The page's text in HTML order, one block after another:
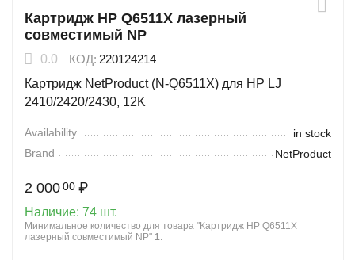
Картридж HP Q6511X лазерный
совместимый NP
0.0 КОД: 220124214
Картридж NetProduct (N-Q6511X) для HP LJ
2410/2420/2430, 12K
Availability
in stock
Brand
NetProduct
2 000 00 ₽
Наличие: 74 шт.
Минимальное количество для товара "Картридж HP Q6511X
лазерный совместимый NP" 1.